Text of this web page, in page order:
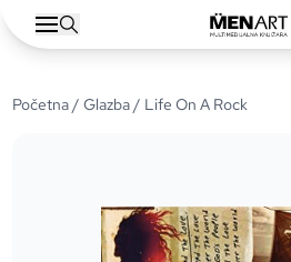
Početna/Glazba/ Life On A Rock